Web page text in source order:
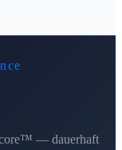
— dauerhaft